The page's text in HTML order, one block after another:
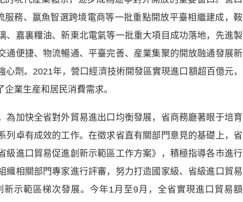
務、嬴魚智選跨境電商等一批重點開放平臺相繼建成，鞍
、嘉裏糧油、新東北電氣等一批重大項目成功落地，先進製
通便捷、物流暢通、平臺完善、産業集聚的開放融通發展新
劑。2021年，營口經濟技術開發區實現進口額超百億元，
業生産和居民消費需求。
加快全省對外貿易進出口均衡發展，省商務廳著眼于培育
列卓有成效的工作。在徵求省直有關部門意見的基礎上，省
級進口貿易促進創新示範區工作方案》，積極指導各市進行
織相關部門專家進行評審，努力打造國家級、省級進口貿易
新示範區梯次發展。今年1月至9月，全省實現進口貿易額